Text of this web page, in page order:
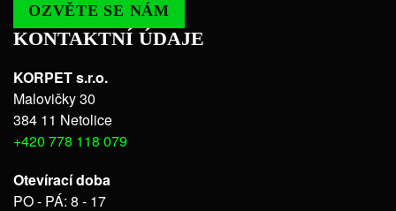
OZVĚTE SE NÁM
KONTAKTNÍ ÚDAJE
KORPET s.r.o.
Malovičky 30
384 11 Netolice
+420 778 118 079
Otevírací doba
PO - PÁ: 8 - 17